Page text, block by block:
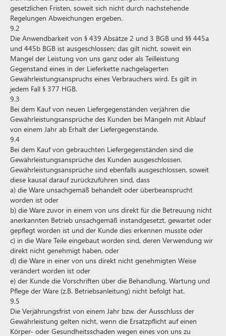
gesetzlichen Fristen, soweit sich nicht durch nachstehende
Regelungen Abweichungen ergeben.
9.2
Die Anwendbarkeit von § 439 Absätze 2 und 3 BGB und §§ 445a
und 445b BGB ist ausgeschlossen; das gilt nicht, soweit ein
Mangel der Leistung von uns ganz oder als Teilleistung
Gegenstand eines in der Lieferkette nachgelagerten
Gewährleistungsanspruchs eines Verbrauchers wird. Es gilt in
jedem Fall § 377 HGB.
9.3
Bei dem Kauf von neuen Liefergegenständen verjähren die
Gewährleistungsansprüche des Kunden bei Mängeln mit Ablauf
von einem Jahr ab Erhalt der Liefergegenstände.
9.4
Bei dem Kauf von gebrauchten Liefergegenständen sind die
Gewährleistungsansprüche des Kunden ausgeschlossen.
Gewährleistungsansprüche sind ebenfalls ausgeschlossen, soweit
diese kausal darauf zurückzuführen sind, dass
a) die Ware unsachgemäß behandelt oder überbeansprucht
worden ist oder
b) die Ware zuvor in einem von uns direkt für die Betreuung nicht
anerkannten Betrieb unsachgemäß instandgesetzt, gewartet oder
gepflegt worden ist und der Kunde dies erkennen musste oder
c) in die Ware Teile eingebaut worden sind, deren Verwendung wir
direkt nicht genehmigt haben, oder
d) die Ware in einer von uns direkt nicht genehmigten Weise
verändert worden ist oder
e) der Kunde die Vorschriften über die Behandlung, Wartung und
Pflege der Ware (z.B. Betriebsanleitung) nicht befolgt hat.
9.5
Die Verjährungsfrist von einem Jahr bzw. der Ausschluss der
Gewährleistung gelten nicht, wenn die Ersatzpflicht auf einen
Körper- oder Gesundheitsschaden wegen eines von uns zu